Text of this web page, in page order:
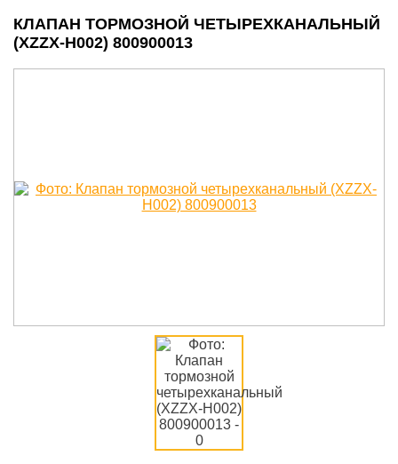
КЛАПАН ТОРМОЗНОЙ ЧЕТЫРЕХКАНАЛЬНЫЙ
(XZZX-H002) 800900013